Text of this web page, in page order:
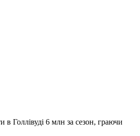
Голлівуді 6 млн за сезон, граючи